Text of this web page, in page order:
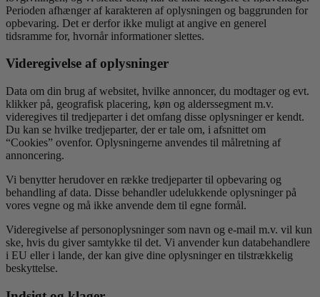
Perioden afhænger af karakteren af oplysningen og baggrunden for
opbevaring. Det er derfor ikke muligt at angive en generel
tidsramme for, hvornår informationer slettes.
Videregivelse af oplysninger
Data om din brug af websitet, hvilke annoncer, du modtager og evt.
klikker på, geografisk placering, køn og alderssegment m.v.
videregives til tredjeparter i det omfang disse oplysninger er kendt.
Du kan se hvilke tredjeparter, der er tale om, i afsnittet om
“Cookies” ovenfor. Oplysningerne anvendes til målretning af
annoncering.
Vi benytter herudover en række tredjeparter til opbevaring og
behandling af data. Disse behandler udelukkende oplysninger på
vores vegne og må ikke anvende dem til egne formål.
Videregivelse af personoplysninger som navn og e-mail m.v. vil kun
ske, hvis du giver samtykke til det. Vi anvender kun databehandlere
i EU eller i lande, der kan give dine oplysninger en tilstrækkelig
beskyttelse.